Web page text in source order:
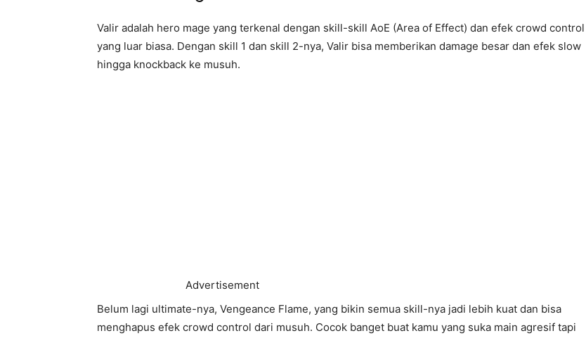
Valir adalah hero mage yang terkenal dengan skill-skill AoE (Area of Effect) dan efek crowd control
yang luar biasa. Dengan skill 1 dan skill 2-nya, Valir bisa memberikan damage besar dan efek slow
hingga knockback ke musuh.
Advertisement
Belum lagi ultimate-nya, Vengeance Flame, yang bikin semua skill-nya jadi lebih kuat dan bisa
menghapus efek crowd control dari musuh. Cocok banget buat kamu yang suka main agresif tapi